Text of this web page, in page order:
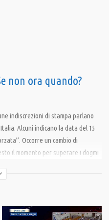
non ora quando?
indiscrezioni di stampa parlano
Alcuni indicano la data del 15
Occorre un cambio di
il momento per superare i dogmi
perchè la politica ritorni a
coronavirus